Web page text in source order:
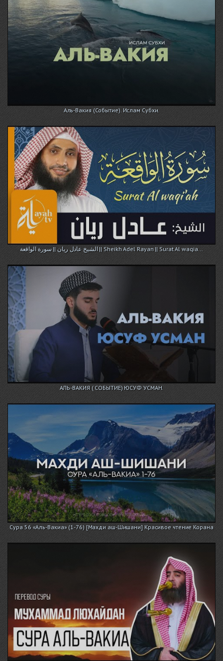
Аль-Вакия (Событие). Ислам Субхи.
الشيخ عادل ريان || سورة الواقعة || Sheikh Adel Rayan || Surat Al waqia...
АЛЬ-ВАКИЯ ( СОБЫТИЕ) ЮСУФ УСМАН.
Сура 56 «Аль-Вакиа» (1-76) [Махди аш-Шишани] Красивое чтение Корана